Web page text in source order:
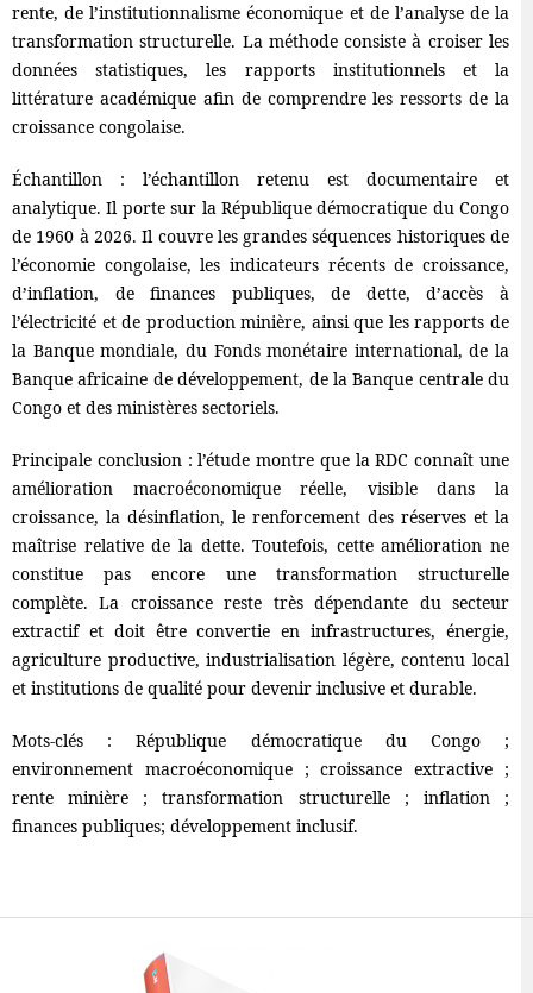
rente, de l’institutionnalisme économique et de l’analyse de la
transformation structurelle. La méthode consiste à croiser les
données statistiques, les rapports institutionnels et la
littérature académique afin de comprendre les ressorts de la
croissance congolaise.
Échantillon : l’échantillon retenu est documentaire et
analytique. Il porte sur la République démocratique du Congo
de 1960 à 2026. Il couvre les grandes séquences historiques de
l’économie congolaise, les indicateurs récents de croissance,
d’inflation, de finances publiques, de dette, d’accès à
l’électricité et de production minière, ainsi que les rapports de
la Banque mondiale, du Fonds monétaire international, de la
Banque africaine de développement, de la Banque centrale du
Congo et des ministères sectoriels.
Principale conclusion : l’étude montre que la RDC connaît une
amélioration macroéconomique réelle, visible dans la
croissance, la désinflation, le renforcement des réserves et la
maîtrise relative de la dette. Toutefois, cette amélioration ne
constitue pas encore une transformation structurelle
complète. La croissance reste très dépendante du secteur
extractif et doit être convertie en infrastructures, énergie,
agriculture productive, industrialisation légère, contenu local
et institutions de qualité pour devenir inclusive et durable.
Mots-clés : République démocratique du Congo ;
environnement macroéconomique ; croissance extractive ;
rente minière ; transformation structurelle ; inflation ;
finances publiques; développement inclusif.